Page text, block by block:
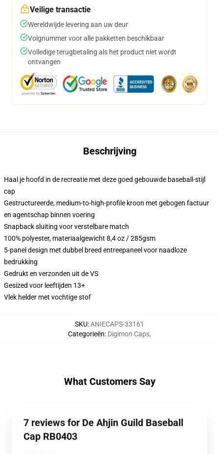
Veilige transactie
Wereldwijde levering aan uw deur
Volgnummer voor alle pakketten beschikbaar
Volledige terugbetaling als het product niet wordt
ontvangen
Beschrijving
Haal je hoofd in de recreatie met deze goed gebouwde baseball-stijl
cap
Gestructureerde, medium-to-high-profile kroon met gebogen factuur
en agentschap binnen voering
Snapback sluiting voor verstelbare match
100% polyester, materiaalgewicht 8,4 oz / 285gsm
5-panel design met dubbel breed entreepaneel voor naadloze
bedrukking
Gedrukt en verzonden uit de VS
Gesized voor leeftijden 13+
Vlek helder met vochtige stof
SKU:ANIECAPS-33161
Categorieën: Digimon Caps,
What Customers Say
7 reviews for De Ahjin Guild Baseball
Cap RB0403